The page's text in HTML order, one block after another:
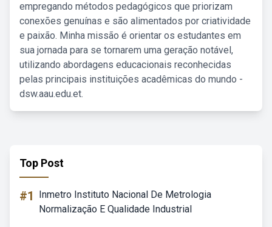
empregando métodos pedagógicos que priorizam
conexões genuínas e são alimentados por criatividade
e paixão. Minha missão é orientar os estudantes em
sua jornada para se tornarem uma geração notável,
utilizando abordagens educacionais reconhecidas
pelas principais instituições acadêmicas do mundo -
dsw.aau.edu.et.
Top Post
#1
Inmetro Instituto Nacional De Metrologia
Normalização E Qualidade Industrial